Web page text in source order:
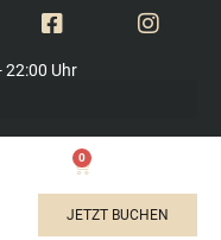
22:00 Uhr
€ 0
JETZT BUCHEN